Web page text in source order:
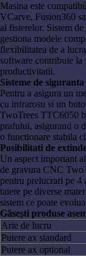
Masina este
VCarve, Fusion360
al fisierelor. Sistem
gestiona modele
flexibilitatea de a
software contribuie la
productivitatii.
Sisteme de
Pentru a asigura un
cu infrarosu si un
TwoTrees TTC6050
prafului, asigurand o
o functionare stabila
Posibilitati de
Un aspect important
de gravura CNC
pentru prelucrari pe 4
taiere pe diverse
sistem ce poate
Găsești produse
Arie de lucru
Putere ax standard
Putere ax optional